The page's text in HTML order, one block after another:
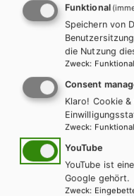
C 7 (S. 58)
C 14 (S. 68)
Funktional
Speichern von
die Nutzung
Zweck: Funktional
Consent
Klaro! Cookie
Zweck: Funktional
YouTube
YouTube ist
Google gehört.
Zweck: